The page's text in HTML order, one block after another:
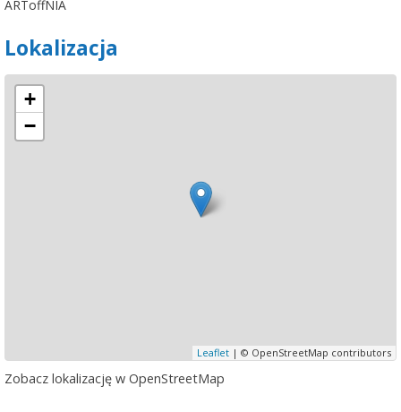
ARToffNIA
Lokalizacja
+
−
Leaflet | © OpenStreetMap contributors
Zobacz lokalizację w OpenStreetMap